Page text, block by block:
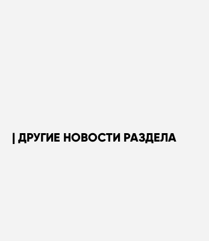
ДРУГИЕ НОВОСТИ РАЗДЕЛА